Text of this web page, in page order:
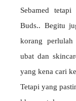
Sebamed
Buds.. Begitu
korang
ubat dan
yang kena cari
Tetapi yang